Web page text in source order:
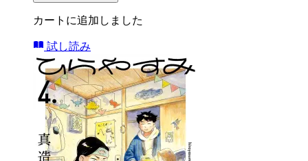
カートに追加しました
試し読み